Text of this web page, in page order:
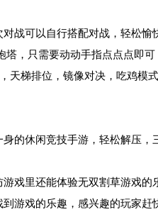
战可以自行搭配对战，轻松愉
，只需要动动手指点点点即可
天梯排位，镜像对决，吃鸡模
的休闲竞技手游，轻松解压，
戏里还能体验无双割草游戏的
游戏的乐趣，感兴趣的玩家赶